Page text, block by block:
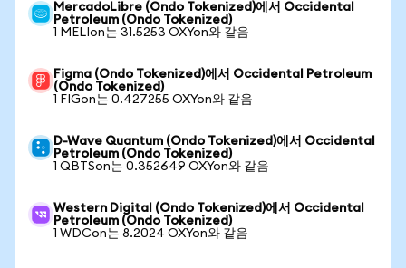
MercadoLibre (Ondo Tokenized)에서 Occidental
Petroleum (Ondo Tokenized)
1 MELIon는 31.5253 OXYon와 같음
Figma (Ondo Tokenized)에서 Occidental Petroleum
(Ondo Tokenized)
1 FIGon는 0.427255 OXYon와 같음
D-Wave Quantum (Ondo Tokenized)에서 Occidental
Petroleum (Ondo Tokenized)
1 QBTSon는 0.352649 OXYon와 같음
Western Digital (Ondo Tokenized)에서 Occidental
Petroleum (Ondo Tokenized)
1 WDCon는 8.2024 OXYon와 같음